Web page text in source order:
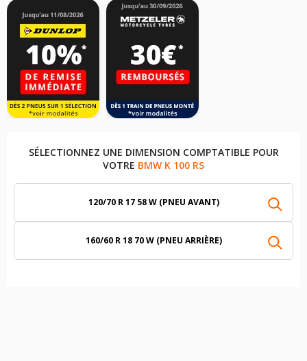
SÉLECTIONNEZ UNE DIMENSION COMPTATIBLE POUR
VOTRE BMW K 100 RS
120/70 R 17 58 W (PNEU AVANT)
160/60 R 18 70 W (PNEU ARRIÈRE)